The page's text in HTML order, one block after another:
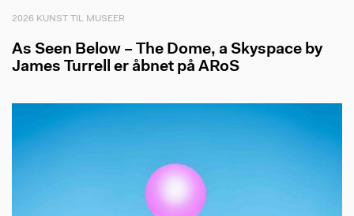
2026 KUNST TIL MUSEER
As Seen Below – The Dome, a Skyspace by
James Turrell er åbnet på ARoS